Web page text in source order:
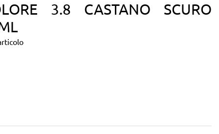
3.8 CASTANO SCURO